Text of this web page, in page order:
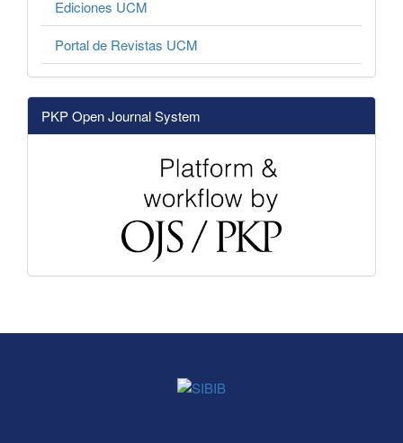
Ediciones UCM
Portal de Revistas UCM
PKP Open Journal System